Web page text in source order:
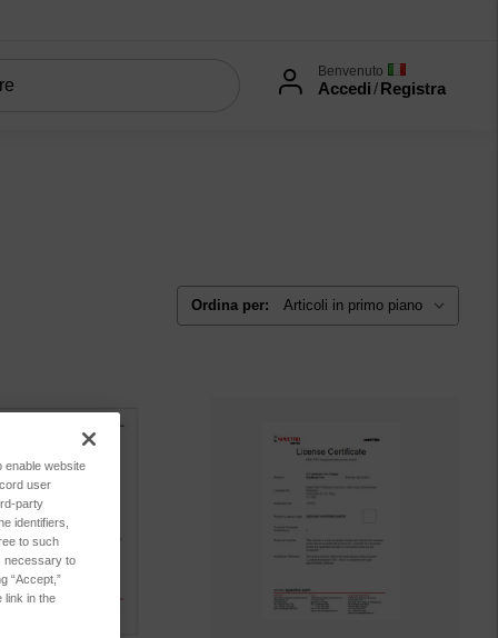
Benvenuto
Accedi/Registra
Ordina per:
enable website
user
party
identifiers,
to such
necessary to
“Accept,”
link in the